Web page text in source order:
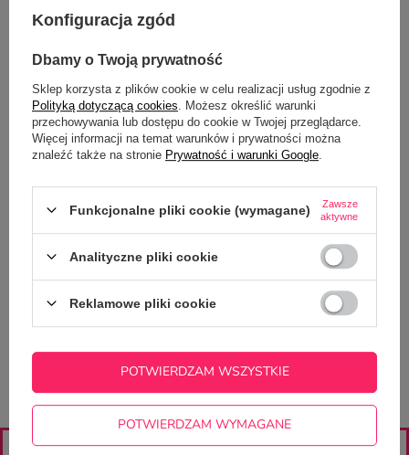
Potrzebujesz pomocy? Masz pytania?
Zadaj pytanie a my odpowiemy
niezwłocznie, najciekawsze pytania i
ZADAJ PYTANIE
Konfiguracja zgód
Dbamy o Twoją prywatność
Sklep korzysta z plików cookie w celu realizacji usług zgodnie z
Polityką dotyczącą cookies . Możesz określić warunki
przechowywania lub dostępu do cookie w Twojej przeglądarce.
Więcej informacji na temat warunków i prywatności można
znaleźć także na stronie Prywatność i warunki Google
Funkcjonalne pliki cookie (wymagane)
Zawsze
aktywne
Analityczne pliki cookie
Reklamowe pliki cookie
POTWIERDZAM WYMAGANE
POTWIERDZAM WSZYSTKIE